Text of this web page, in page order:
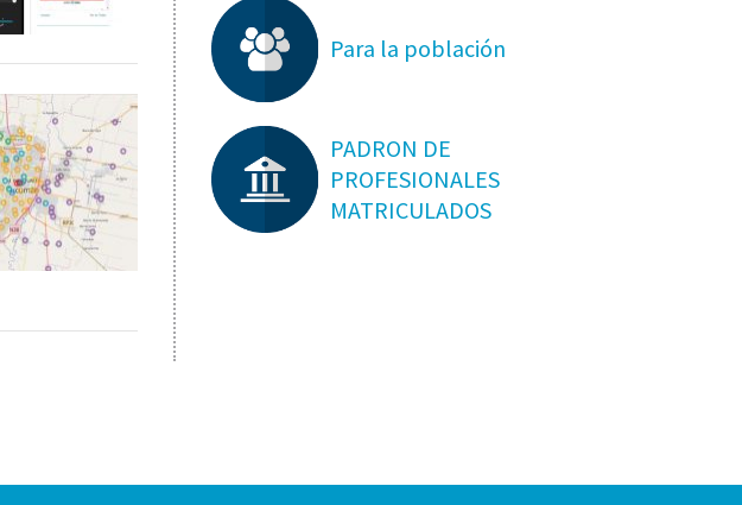
Para la población
PADRON DE
PROFESIONALES
MATRICULADOS